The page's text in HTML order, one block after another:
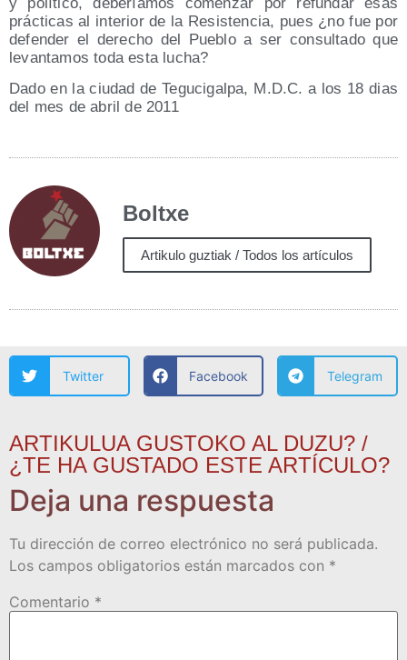
prác­ti­cas al inte­rior de la Resis­ten­cia, pues ¿no fue por
defen­der el dere­cho del Pue­blo a ser con­sul­ta­do que
levan­ta­mos toda esta lucha?
Dado en la ciu­dad de Tegu­ci­gal­pa, M.D.C. a los 18 dias
del mes de abril de 2011
Boltxe
Artikulo guztiak / Todos los artículos
Twitter Facebook Telegram
ARTIKULUA GUSTOKO AL DUZU? /
¿TE HA GUSTADO ESTE ARTÍCULO?
Deja una respuesta
Tu dirección de correo electrónico no será publicada.
Los campos obligatorios están marcados con *
Comentario *